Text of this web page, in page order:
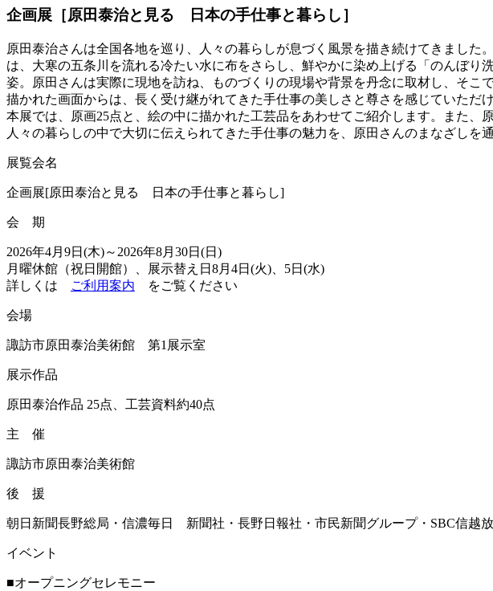
企画展［原田泰治と見る 日本の手仕事と暮らし］
原田泰治さんは全国各地を巡り、人々の暮らしが息づく風景を描き続けてきまし
は、大寒の五条川を流れる冷たい水に布をさらし、鮮やかに染め上げる「のんぼ
姿。原田さんは実際に現地を訪ね、ものづくりの現場や背景を丹念に取材し、そ
描かれた画面からは、長く受け継がれてきた手仕事の美しさと尊さを感じていただ
本展では、原画25点と、絵の中に描かれた工芸品をあわせてご紹介します。また、
人々の暮らしの中で大切に伝えられてきた手仕事の魅力を、原田さんのまなざしを
展覧会名
企画展[原田泰治と見る 日本の手仕事と暮らし]
会 期
2026年4月9日(木)～2026年8月30日(日)
月曜休館（祝日開館）、展示替え日8月4日(火)、5日(水)
詳しくは
ご利用案内 をご覧ください
会場
諏訪市原田泰治美術館 第1展示室
展示作品
原田泰治作品 25点、工芸資料約40点
主 催
諏訪市原田泰治美術館
後 援
朝日新聞長野総局・信濃毎日 新聞社・長野日報社・市民新聞グループ・SBC信越
イベント
■オープニングセレモニー